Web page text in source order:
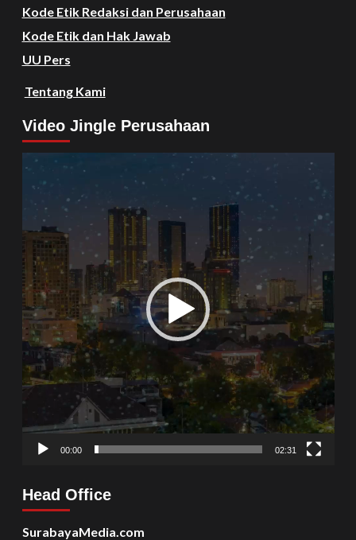
Kode Etik Redaksi dan Perusahaan
Kode Etik dan Hak Jawab
UU Pers
Tentang Kami
Video Jingle Perusahaan
Video
Player
00:00 02:31
Head Office
SurabayaMedia.com